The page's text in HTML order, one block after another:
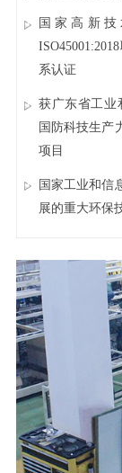
国家高新技
系认证
获广东省工业
国防科技生产
项目
国家工业和信
展的重大环保